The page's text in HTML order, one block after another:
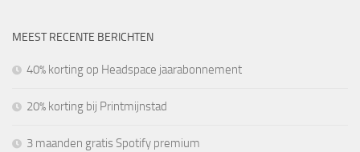
MEEST RECENTE BERICHTEN
40% korting op Headspace jaarabonnement
20% korting bij Printmijnstad
3 maanden gratis Spotify premium